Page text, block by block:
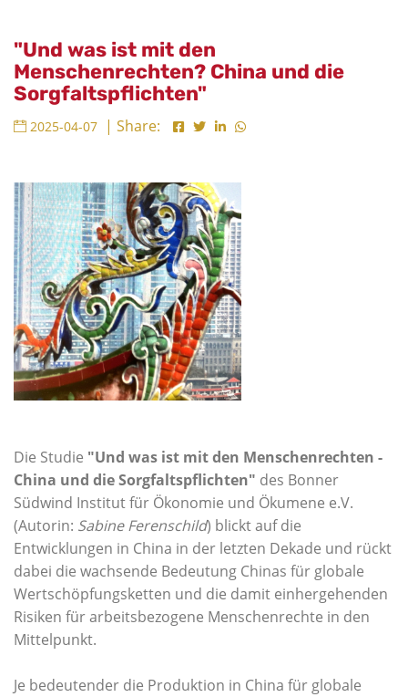
"Und was ist mit den
Menschenrechten? China und die
Sorgfaltspflichten"
2025-04-07 | Share:
Die Studie "Und was ist mit den Menschenrechten -
China und die Sorgfaltspflichten" des Bonner
Südwind Institut für Ökonomie und Ökumene e.V.
(Autorin: Sabine Ferenschild) blickt auf die
Entwicklungen in China in der letzten Dekade und rückt
dabei die wachsende Bedeutung Chinas für globale
Wertschöpfungsketten und die damit einhergehenden
Risiken für arbeitsbezogene Menschenrechte in den
Mittelpunkt.
Je bedeutender die Produktion in China für globale